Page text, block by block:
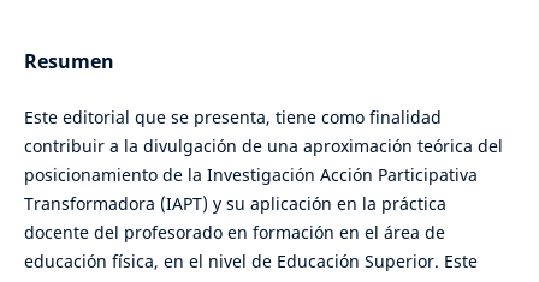
Resumen
Este editorial que se presenta, tiene como finalidad
contribuir a la divulgación de una aproximación teórica del
posicionamiento de la Investigación Acción Participativa
Transformadora (IAPT) y su aplicación en la práctica
docente del profesorado en formación en el área de
educación física, en el nivel de Educación Superior. Este